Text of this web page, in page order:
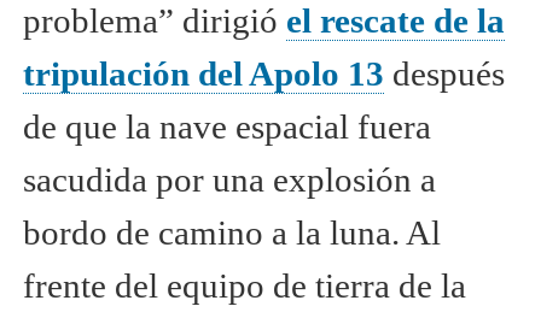
problema” dirigió el rescate de la
tripulación del Apolo 13 después
de que la nave espacial fuera
sacudida por una explosión a
bordo de camino a la luna. Al
frente del equipo de tierra de la